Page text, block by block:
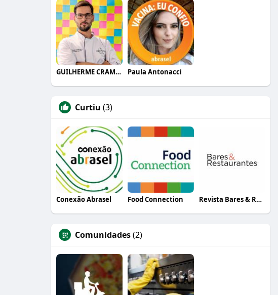
GUILHERME CRAMER BALLE Paula Antonacci
Curtiu (3)
Conexão Abrasel Food Connection Revista Bares & Restaurantes
Comunidades(2)